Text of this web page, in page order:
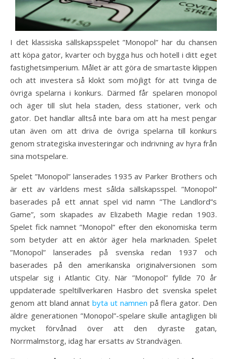
I det klassiska sällskapsspelet ”Monopol” har du chansen
att köpa gator, kvarter och bygga hus och hotell i ditt eget
fastighetsimperium. Målet är att göra de smartaste klippen
och att investera så klokt som möjligt för att tvinga de
övriga spelarna i konkurs. Därmed får spelaren monopol
och äger till slut hela staden, dess stationer, verk och
gator. Det handlar alltså inte bara om att ha mest pengar
utan även om att driva de övriga spelarna till konkurs
genom strategiska investeringar och indrivning av hyra från
sina motspelare.
Spelet ”Monopol” lanserades 1935 av Parker Brothers och
är ett av världens mest sålda sällskapsspel. ”Monopol”
baserades på ett annat spel vid namn ”The Landlord”s
Game”, som skapades av Elizabeth Magie redan 1903.
Spelet fick namnet ”Monopol” efter den ekonomiska term
som betyder att en aktör äger hela marknaden. Spelet
”Monopol” lanserades på svenska redan 1937 och
baserades på den amerikanska originalversionen som
utspelar sig i Atlantic City. När ”Monopol” fyllde 70 år
uppdaterade speltillverkaren Hasbro det svenska spelet
genom att bland annatbyta ut namnen på flera gator. Den
äldre generationen ”Monopol”-spelare skulle antagligen bli
mycket förvånad över att den dyraste gatan,
Norrmalmstorg, idag har ersatts av Strandvägen.